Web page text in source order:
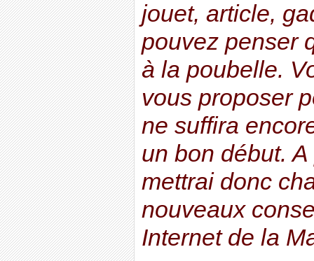
jouet, article,
pouvez penser
à la poubelle.
vous proposer
ne suffira
un bon début. A
mettrai donc
nouveaux
Internet de la